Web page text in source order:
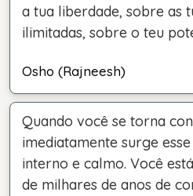
a tua liberdade, sobre as
ilimitadas, sobre o teu
Osho (Rajneesh)
Quando você se torna
imediatamente surge
interno e calmo. Você
de milhares de anos de